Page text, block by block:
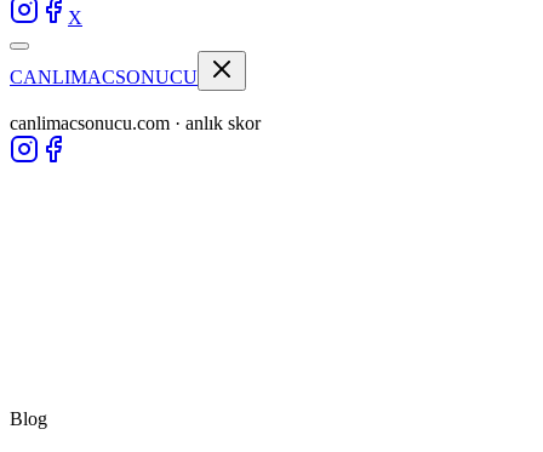
X
CANLIMACSONUCU
canlimacsonucu.com · anlık skor
Blog